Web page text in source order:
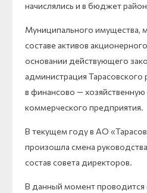
начислялись и в бюджет
Муниципального имущества,
составе активов
основании действующего
администрация Тарасовского
в финансово — хозяйственную
коммерческого предприятия.
В текущем году в АО
произошла смена
состав совета директоров.
В данный момент проводится